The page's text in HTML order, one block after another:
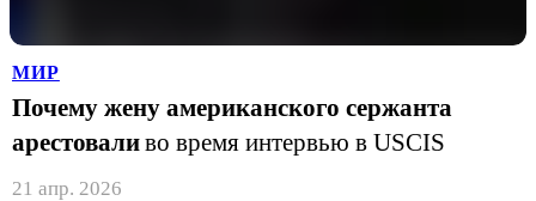
МИР
Почему жену американского сержанта
арестоваливо время интервью в USCIS
21 апр. 2026